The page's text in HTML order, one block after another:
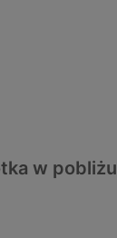
w pobliżu